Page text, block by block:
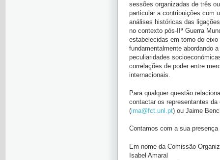
sessões organizadas de três
particular a contribuições com
análises históricas das
no contexto pós-IIª Guerra
estabelecidas em torno do
fundamentalmente abordando
peculiaridades
correlações de poder entre
internacionais.
Para qualquer questão
contactar os representantes
(ima@fct.unl.pt) ou Jaime
Contamos com a sua presença
Em nome da Comissão
Isabel Amaral